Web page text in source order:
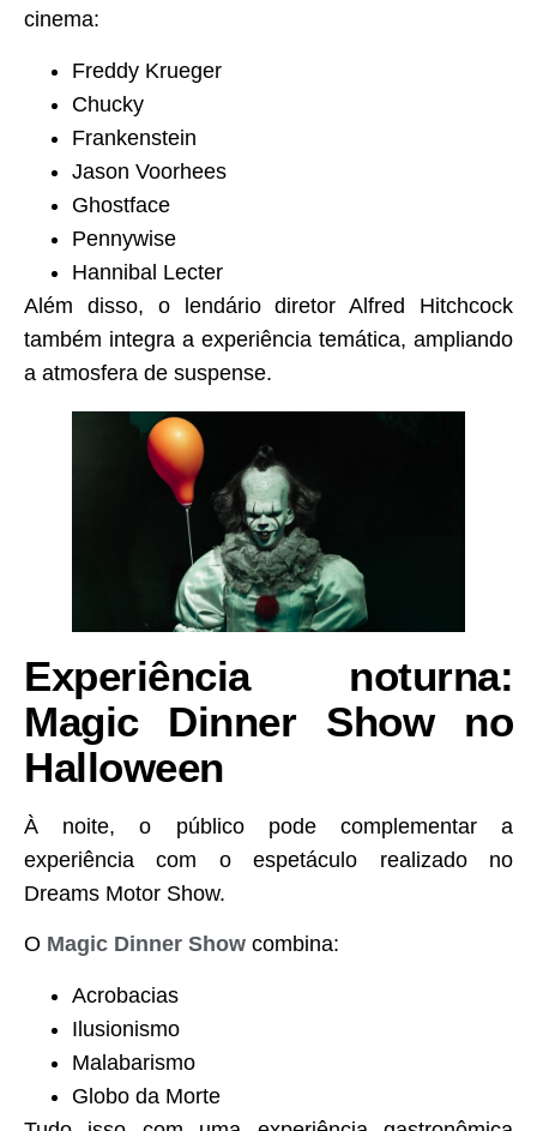
cinema:
Freddy Krueger
Chucky
Frankenstein
Jason Voorhees
Ghostface
Pennywise
Hannibal Lecter
Além disso, o lendário diretor Alfred Hitchcock
também integra a experiência temática, ampliando
a atmosfera de suspense.
Experiência noturna:
Magic Dinner Show no
Halloween
À noite, o público pode complementar a
experiência com o espetáculo realizado no
Dreams Motor Show.
O Magic Dinner Show combina:
Acrobacias
Ilusionismo
Malabarismo
Globo da Morte